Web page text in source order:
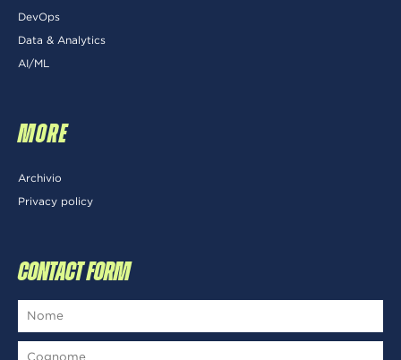
DevOps
Data & Analytics
AI/ML
MORE
Archivio
Privacy policy
CONTACT FORM